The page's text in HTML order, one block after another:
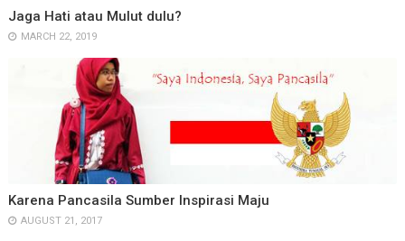
Jaga Hati atau Mulut dulu?
MARCH 22, 2019
Karena Pancasila Sumber Inspirasi Maju
AUGUST 21, 2017